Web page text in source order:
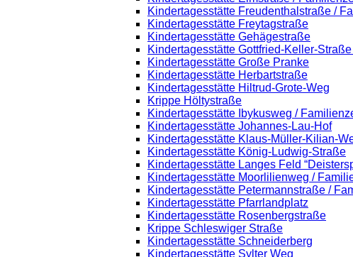
Kindertagesstätte Freudenthalstraße /
Kindertagesstätte Freytagstraße
Kindertagesstätte Gehägestraße
Kindertagesstätte Gottfried-Keller-
Kindertagesstätte Große Pranke
Kindertagesstätte Herbartstraße
Kindertagesstätte Hiltrud-Grote-Weg
Krippe Höltystraße
Kindertagesstätte Ibykusweg /
Kindertagesstätte Johannes-Lau-Hof
Kindertagesstätte Klaus-Müller-Kilian-
Kindertagesstätte König-Ludwig-Straße
Kindertagesstätte Langes Feld
Kindertagesstätte Moorlilienweg /
Kindertagesstätte Petermannstraße /
Kindertagesstätte Pfarrlandplatz
Kindertagesstätte Rosenbergstraße
Krippe Schleswiger Straße
Kindertagesstätte Schneiderberg
Kindertagesstätte Sylter Weg